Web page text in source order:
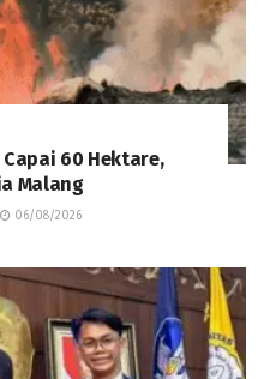
60 Hektare,
Malang
06/08/2026